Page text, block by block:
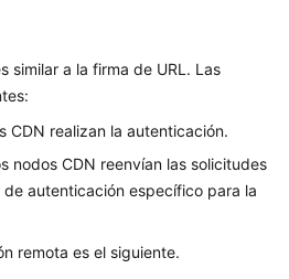
similar a la firma de URL. Las
CDN realizan la autenticación.
nodos CDN reenvían las solicitudes
autenticación específico para la
remota es el siguiente.